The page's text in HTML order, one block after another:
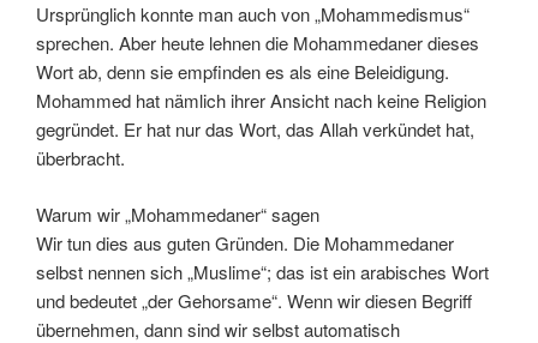
Ursprünglich konnte man auch von „Mohammedismus“
sprechen. Aber heute lehnen die Mohammedaner dieses
Wort ab, denn sie empfinden es als eine Beleidigung.
Mohammed hat nämlich ihrer Ansicht nach keine Religion
gegründet. Er hat nur das Wort, das Allah verkündet hat,
überbracht.
Warum wir „Mohammedaner“ sagen
Wir tun dies aus guten Gründen. Die Mohammedaner
selbst nennen sich „Muslime“; das ist ein arabisches Wort
und bedeutet „der Gehorsame“. Wenn wir diesen Begriff
übernehmen, dann sind wir selbst automatisch